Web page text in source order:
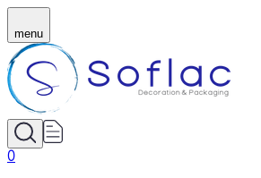
Flacons et pots personnalisables
menu
0